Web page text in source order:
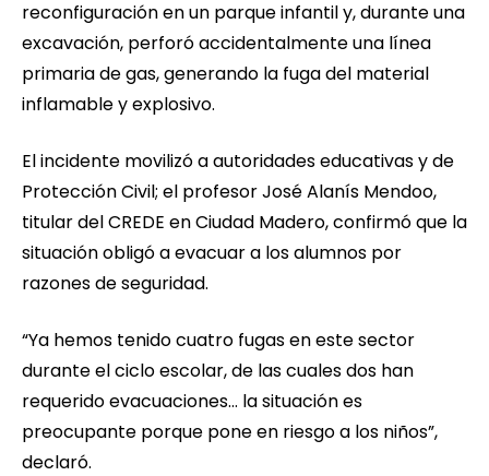
reconfiguración en un parque infantil y, durante una
excavación, perforó accidentalmente una línea
primaria de gas, generando la fuga del material
inflamable y explosivo.
El incidente movilizó a autoridades educativas y de
Protección Civil; el profesor José Alanís Mendoo,
titular del CREDE en Ciudad Madero, confirmó que la
situación obligó a evacuar a los alumnos por
razones de seguridad.
“Ya hemos tenido cuatro fugas en este sector
durante el ciclo escolar, de las cuales dos han
requerido evacuaciones... la situación es
preocupante porque pone en riesgo a los niños”,
declaró.